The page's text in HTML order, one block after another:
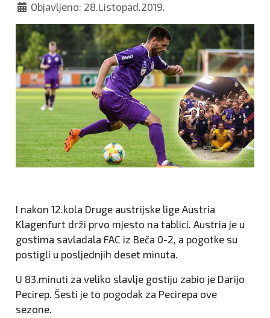
Objavljeno: 28.Listopad.2019.
I nakon 12.kola Druge austrijske lige Austria
Klagenfurt drži prvo mjesto na tablici. Austria je u
gostima savladala FAC iz Beča 0-2, a pogotke su
postigli u posljednjih deset minuta.
U 83.minuti za veliko slavlje gostiju zabio je Darijo
Pecirep. Šesti je to pogodak za Pecirepa ove
sezone.